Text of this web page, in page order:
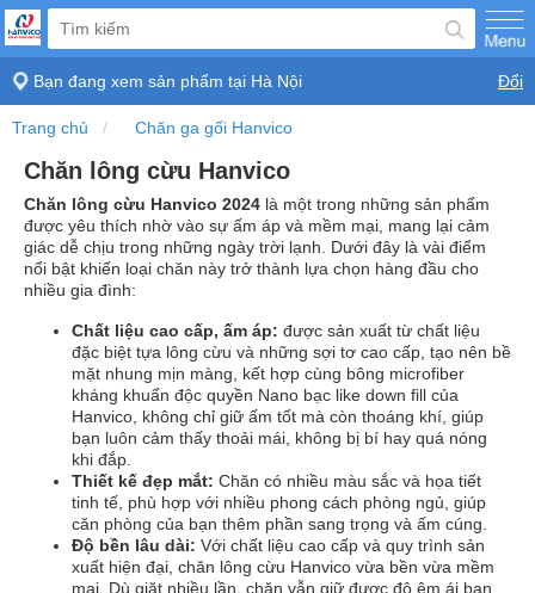
Bạn đang xem sản phẩm tại Hà Nội Đổi
Trang chủ Chăn ga gối Hanvico
Chăn lông cừu Hanvico
Chăn lông cừu Hanvico 2024 là một trong những sản phẩm
được yêu thích nhờ vào sự ấm áp và mềm mại, mang lại cảm
giác dễ chịu trong những ngày trời lạnh. Dưới đây là vài điểm
nổi bật khiến loại chăn này trở thành lựa chọn hàng đầu cho
nhiều gia đình:
Chất liệu cao cấp, ấm áp: được sản xuất từ chất liệu
đặc biệt tựa lông cừu và những sợi tơ cao cấp, tạo nên bề
mặt nhung mịn màng, kết hợp cùng bông microfiber
kháng khuẩn độc quyền Nano bạc like down fill của
Hanvico, không chỉ giữ ấm tốt mà còn thoáng khí, giúp
bạn luôn cảm thấy thoải mái, không bị bí hay quá nóng
khi đắp.
Thiết kế đẹp mắt: Chăn có nhiều màu sắc và họa tiết
tinh tế, phù hợp với nhiều phong cách phòng ngủ, giúp
căn phòng của bạn thêm phần sang trọng và ấm cúng.
Độ bền lâu dài: Với chất liệu cao cấp và quy trình sản
xuất hiện đại, chăn lông cừu Hanvico vừa bền vừa mềm
mại. Dù giặt nhiều lần, chăn vẫn giữ được độ êm ái ban